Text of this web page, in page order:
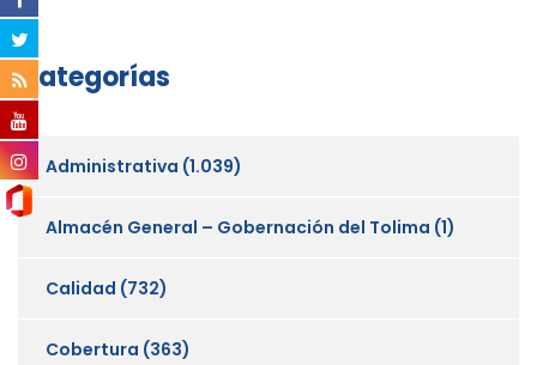
Categorías
Administrativa (1.039)
Almacén General – Gobernación del Tolima (1)
Calidad (732)
Cobertura (363)